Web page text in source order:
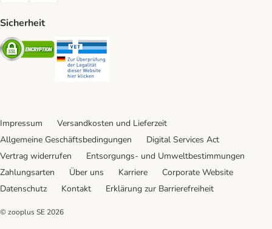
Sicherheit
Security
Impressum
Versandkosten und Lieferzeit
Allgemeine Geschäftsbedingungen
Digital Services Act
Vertrag widerrufen
Entsorgungs- und Umweltbestimmungen
Zahlungsarten
Über uns Karriere
Corporate Website
Datenschutz
Kontakt Erklärung zur Barrierefreiheit
© zooplus SE 2026